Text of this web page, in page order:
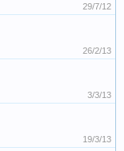
29/7/12
26/2/13
3/3/13
19/3/13